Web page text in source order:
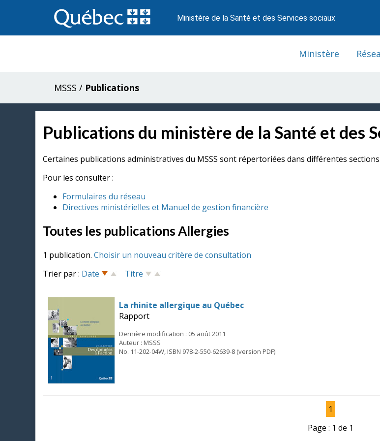
au
contenu
Ministère de la Santé et des Services sociaux
Ministère
MSSS / Publications
Publications du ministère de la Santé et des
Certaines publications administratives du MSSS sont répertoriées dans différentes sections.
Pour les consulter :
Formulaires du réseau
Directives ministérielles et Manuel de gestion financière
Toutes les publications Allergies
1 publication. Choisir un nouveau critère de consultation
Trier par : Date Titre
La rhinite allergique au Québec
Rapport
Dernière modification : 05 août 2011
Auteur : MSSS
No. 11-202-04W, ISBN 978-2-550-62639-8 (version PDF)
1
Page : 1 de 1